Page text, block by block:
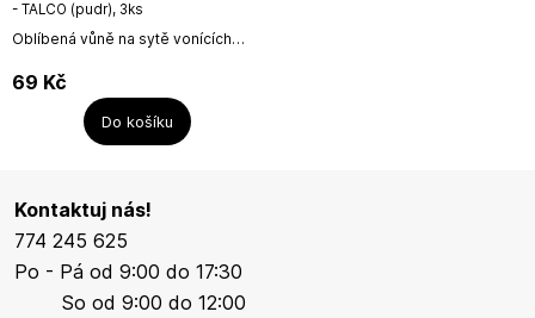
Oblíbená vůně na sytě vonících
skříní, šaten, botníků či cestovních
zavazadel.Počet kusů v...
- TALCO (pudr), 3ks
69 Kč
Do košíku
Kontaktuj nás!
774 245 625
Po - Pá od 9:00 do 17:30
So od 9:00 do 12:00